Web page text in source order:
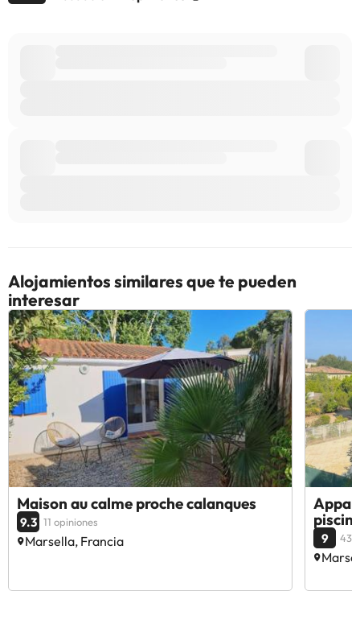
Alojamientos similares que te pueden
interesar
Maison au calme proche calanques
9.3 11 opiniones
Marsella, Francia 9 43